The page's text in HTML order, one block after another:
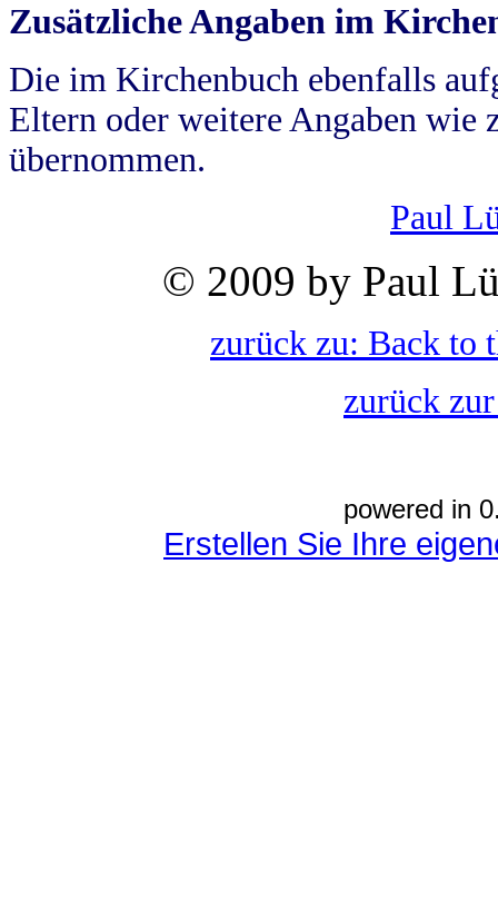
Zusätzliche Angaben im
Die im Kirchenbuch ebenfalls
Eltern oder weitere Angaben wie
übernommen.
Paul
© 2009 by Paul
zurück zu: Back to
zurück
powered in
Erstellen Sie Ihre